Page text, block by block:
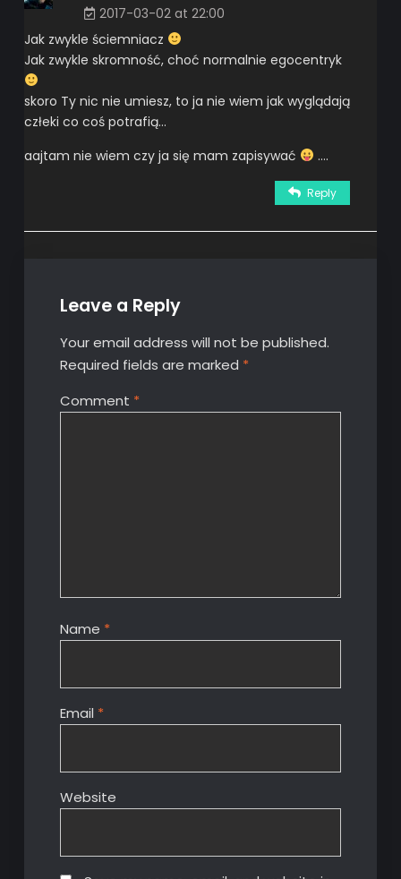
2017-03-02 at 22:00
Jak zwykle ściemniacz
Jak zwykle skromność, choć normalnie egocentryk
skoro Ty nic nie umiesz, to ja nie wiem jak wyglądają
człeki co coś potrafią…
aajtam nie wiem czy ja się mam zapisywać
….
Reply
Leave a Reply
Your email address will not be published.
Required fields are marked *
Comment *
Name *
Email *
Website